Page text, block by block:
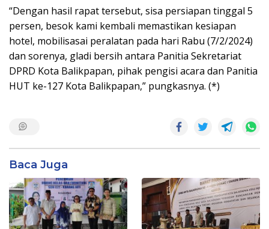
“Dengan hasil rapat tersebut, sisa persiapan tinggal 5
persen, besok kami kembali memastikan kesiapan
hotel, mobilisasai peralatan pada hari Rabu (7/2/2024)
dan sorenya, gladi bersih antara Panitia Sekretariat
DPRD Kota Balikpapan, pihak pengisi acara dan Panitia
HUT ke-127 Kota Balikpapan,” pungkasnya. (*)
Baca Juga